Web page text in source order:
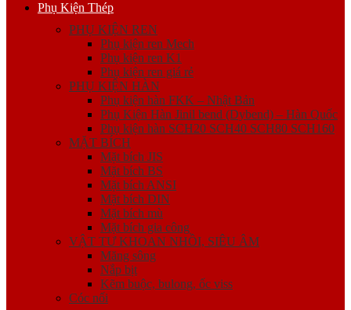
Phụ Kiện Thép
PHỤ KIỆN REN
Phụ kiện ren Mech
Phụ kiện ren K1
Phụ kiện ren giá rẻ
PHỤ KIỆN HÀN
Phụ kiện hàn FKK – Nhật Bản
Phụ Kiện Hàn Jinil bend (Dybend) – Hàn Quốc
Phụ kiện hàn SCH20 SCH40 SCH80 SCH160
MẶT BÍCH
Mặt bích JIS
Mặt bích BS
Mặt bích ANSI
Mặt bích DIN
Mặt bích mù
Mặt bích gia công
VẬT TƯ KHOAN NHỒI, SIÊU ÂM
Măng sông
Nắp bịt
Kẽm buộc, bulong, ốc viss
Cóc nối